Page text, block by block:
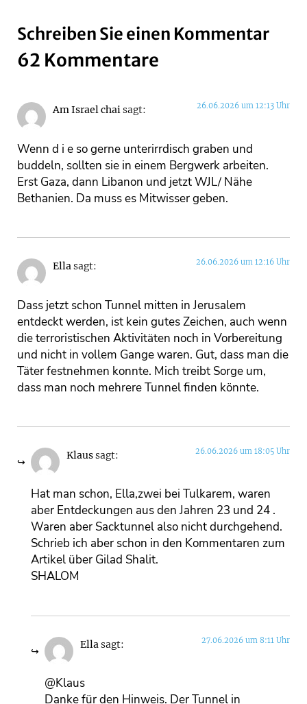
Schreiben Sie einen Kommentar
62 Kommentare
Am Israel chaisagt: 26.06.2026 um 12:13 Uhr
Wenn d i e so gerne unterirrdisch graben und
buddeln, sollten sie in einem Bergwerk arbeiten.
Erst Gaza, dann Libanon und jetzt WJL/ Nähe
Bethanien. Da muss es Mitwisser geben.
Ellasagt: 26.06.2026 um 12:16 Uhr
Dass jetzt schon Tunnel mitten in Jerusalem
entdeckt werden, ist kein gutes Zeichen, auch wenn
die terroristischen Aktivitäten noch in Vorbereitung
und nicht in vollem Gange waren. Gut, dass man die
Täter festnehmen konnte. Mich treibt Sorge um,
dass man noch mehrere Tunnel finden könnte.
Klaussagt: 26.06.2026 um 18:05 Uhr
Hat man schon, Ella,zwei bei Tulkarem, waren
aber Entdeckungen aus den Jahren 23 und 24 .
Waren aber Sacktunnel also nicht durchgehend.
Schrieb ich aber schon in den Kommentaren zum
Artikel über Gilad Shalit.
SHALOM
Ellasagt: 27.06.2026 um 8:11 Uhr
@Klaus
Danke für den Hinweis. Der Tunnel in